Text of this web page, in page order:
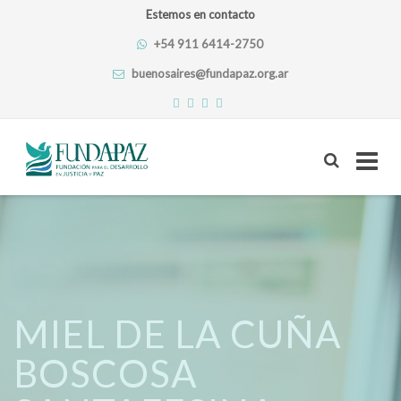
Estemos en contacto
+54 911 6414-2750
buenosaires@fundapaz.org.ar
Skip
MIEL DE LA CUÑA
BOSCOSA